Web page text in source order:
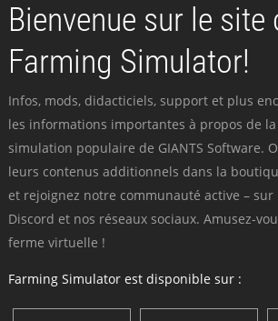
Bienvenue sur le
Farming Simulator!
Infos, mods, didacticiels, support et plus
les informations importantes à propos de
simulation populaire de GIANTS Software.
leurs contenus additionnels dans la
et rejoignez notre communauté active –
Discord et nos réseaux sociaux. Amusez-
ferme virtuelle !
Farming Simulator est disponible sur :